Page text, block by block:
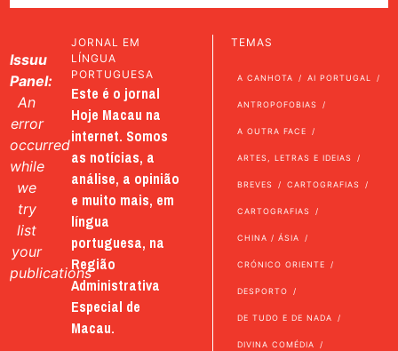
Issuu
Panel:
An
error
occurred
while
we
try
list
your
publications
JORNAL EM
LÍNGUA
PORTUGUESA
Este é o jornal
Hoje Macau na
internet. Somos
as notícias, a
análise, a opinião
e muito mais, em
língua
portuguesa, na
Região
Administrativa
Especial de
Macau.
TEMAS
A CANHOTA AI PORTUGAL
ANTROPOFOBIAS
A OUTRA FACE
ARTES, LETRAS E IDEIAS
BREVES CARTOGRAFIAS
CARTOGRAFIAS
CHINA / ÁSIA
CRÓNICO ORIENTE
DESPORTO
DE TUDO E DE NADA
DIVINA COMÉDIA